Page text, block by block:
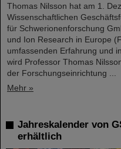
Thomas Nilsson hat am 1.
Wissenschaftlichen
für Schwerionenforschung
und Ion Research in Europe
umfassenden Erfahrung und
wird Professor Thomas
der Forschungseinrichtung ...
Mehr »
Jahreskalender von
erhältlich